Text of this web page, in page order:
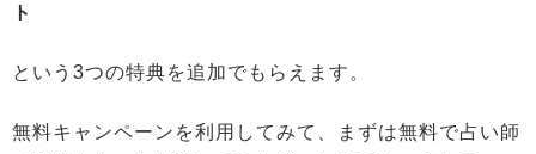
ト
という3つの特典を追加でもらえます。
無料キャンペーンを利用してみて、まずは無料で占い師